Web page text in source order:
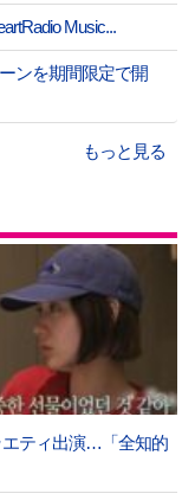
Music...
ンを期間限定で開
もっと見る
エティ出演…「全知的